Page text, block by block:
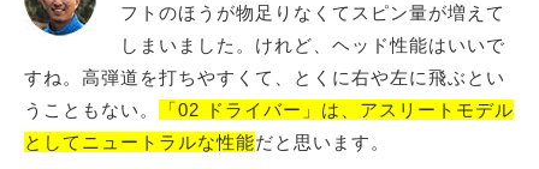
フトのほうが物足りなくてスピン量が増えて
しまいました。けれど、ヘッド性能はいいで
すね。高弾道を打ちやすくて、とくに右や左に飛ぶとい
うこともない。
「02 ドライバー」は、アスリートモデル
としてニュートラルな性能だと思います。